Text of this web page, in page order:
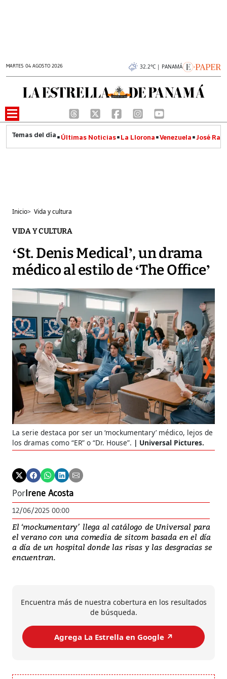
MARTES 04 AGOSTO 2026 32.2°C | PANAMÁ
Últimas Noticias La Llorona Venezuela José
Inicio> Vida y cultura
VIDA Y CULTURA
‘St. Denis Medical’, un drama
médico al estilo de ‘The Office’
La serie destaca por ser un ‘mockumentary’ médico, lejos de
los dramas como “ER” o “Dr. House”.
Universal Pictures.
PorIrene Acosta
12/06/2025 00:00
El ‘mockumentary’ llega al catálogo de Universal para
el verano con una comedia de sitcom basada en el día
a día de un hospital donde las risas y las desgracias se
encuentran.
Encuentra más de nuestra cobertura en los resultados
de búsqueda.
Agrega La Estrella en Google ↗️